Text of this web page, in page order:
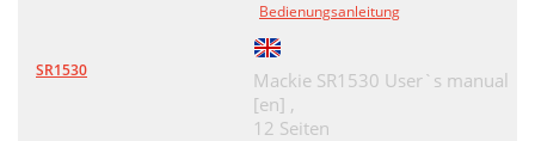
SR1530
Bedienungsanleitung
Mackie SR1530 User`s manual
[en] ,
12 Seiten